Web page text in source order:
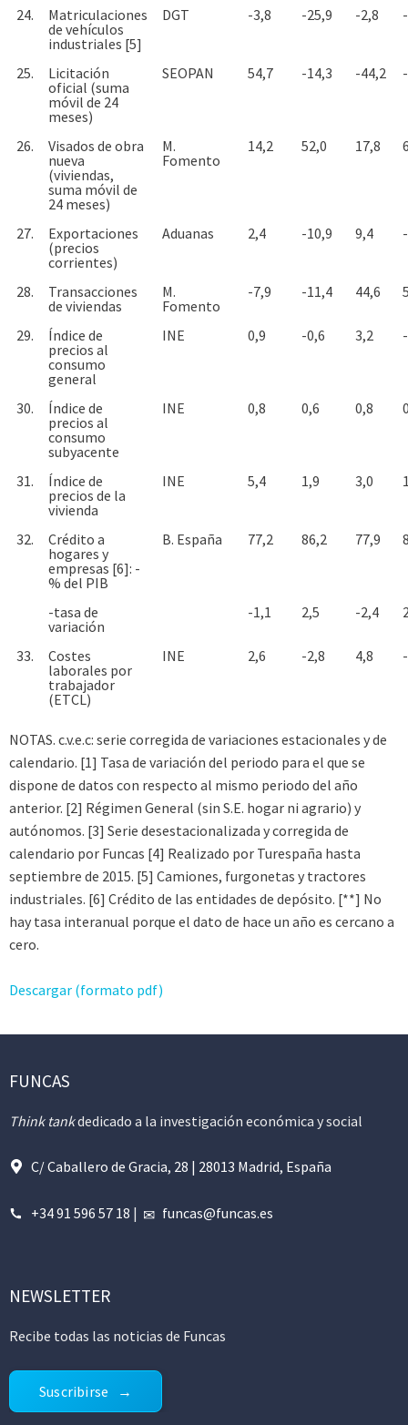
24.
Matriculaciones
de vehículos
industriales [5]
DGT -3,8 -25,9 -2,8
25.
Licitación
oficial (suma
móvil de 24
meses)
SEOPAN 54,7 -14,3 -44,2
26.
Visados de obra
nueva
(viviendas,
suma móvil de
24 meses)
M.
Fomento
14,2 52,0 17,8
27.
Exportaciones
(precios
corrientes)
Aduanas 2,4 -10,9 9,4
28.
Transacciones
de viviendas
M.
Fomento
-7,9 -11,4 44,6
29.
Índice de
precios al
consumo
general
INE 0,9 -0,6 3,2
30.
Índice de
precios al
consumo
subyacente
INE 0,8 0,6 0,8
31.
Índice de
precios de la
vivienda
INE 5,4 1,9 3,0
32.
Crédito a
hogares y
empresas [6]: -
% del PIB
B. España 77,2 86,2 77,9
-tasa de
variación
-1,1 2,5 -2,4
33.
Costes
laborales por
trabajador
(ETCL)
INE 2,6 -2,8 4,8
NOTAS. c.v.e.c: serie corregida de variaciones estacionales y de
calendario. [1] Tasa de variación del periodo para el que se
dispone de datos con respecto al mismo periodo del año
anterior. [2] Régimen General (sin S.E. hogar ni agrario) y
autónomos. [3] Serie desestacionalizada y corregida de
calendario por Funcas [4] Realizado por Turespaña hasta
septiembre de 2015. [5] Camiones, furgonetas y tractores
industriales. [6] Crédito de las entidades de depósito. [**] No
hay tasa interanual porque el dato de hace un año es cercano a
cero.
Descargar (formato pdf)
FUNCAS
Think tankdedicado a la investigación económica y social
C/ Caballero de Gracia, 28 | 28013 Madrid, España
+34 91 596 57 18 | funcas@funcas.es
NEWSLETTER
Recibe todas las noticias de Funcas
Suscribirse